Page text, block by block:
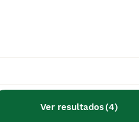
Ver resultados(4)